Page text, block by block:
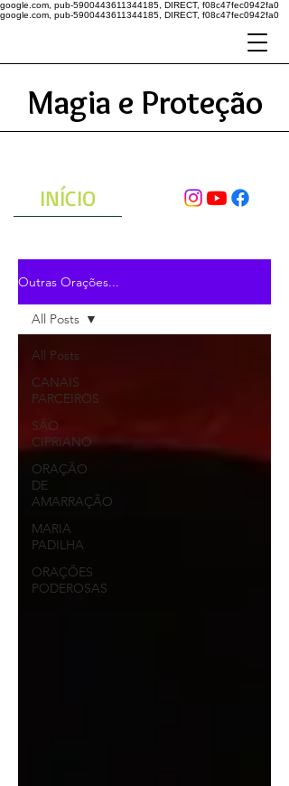
google.com, pub-5900443611344185, DIRECT, f08c47fec0942fa0
google.com, pub-5900443611344185, DIRECT, f08c47fec0942fa0
Magia e Proteção
INÍCIO
Outras Orações...
All Posts
CANAIS
PARCEIROS
SÃO
CIPRIANO
ORAÇÃO
DE
AMARRAÇÃO
MARIA
PADILHA
ORAÇÕES
PODEROSAS
All Posts